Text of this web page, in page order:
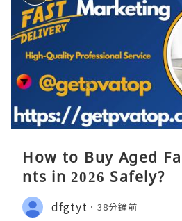
How to Buy Aged
nts in 2026 Safely?
dfgtyt 38分鐘前